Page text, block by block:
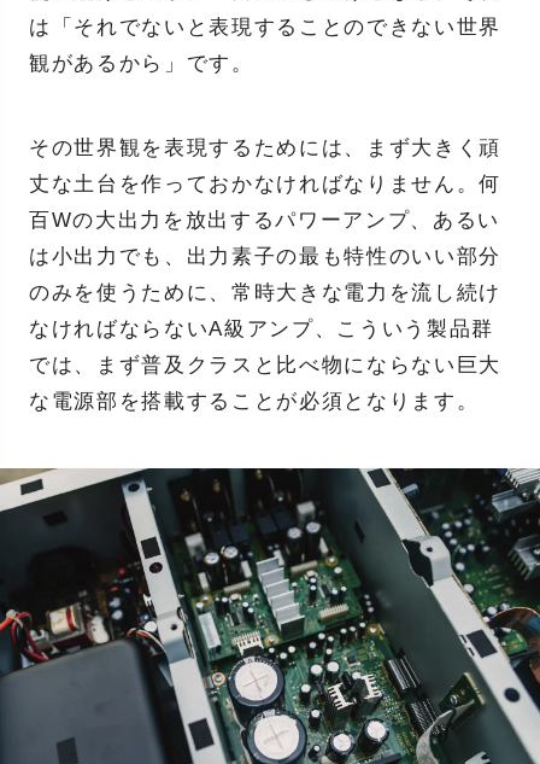
は「それでないと表現することのできない世界
観があるから」です。
その世界観を表現するためには、まず大きく頑
丈な土台を作っておかなければなりません。何
百Wの大出力を放出するパワーアンプ、あるい
は小出力でも、出力素子の最も特性のいい部分
のみを使うために、常時大きな電力を流し続け
なければならないA級アンプ、こういう製品群
では、まず普及クラスと比べ物にならない巨大
な電源部を搭載することが必須となります。